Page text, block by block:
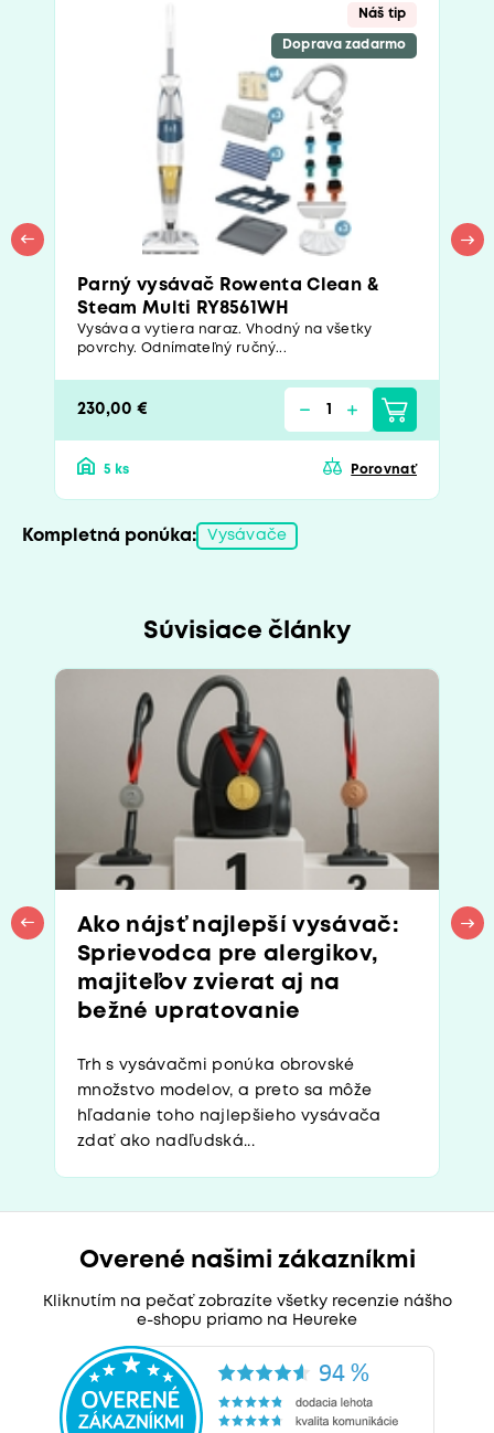
Náš tip
Doprava zadarmo
Parný vysávač Rowenta Clean &
Steam Multi RY8561WH
Vysáva a vytiera naraz. Vhodný na všetky
povrchy. Odnímateľný ručný...
230,00 €
5 ks Porovnať
Kompletná ponúka: Vysávače
Súvisiace články
Ako nájsť najlepší vysávač:
Sprievodca pre alergikov,
majiteľov zvierat aj na
bežné upratovanie
Trh s vysávačmi ponúka obrovské
množstvo modelov, a preto sa môže
hľadanie toho najlepšieho vysávača
zdať ako nadľudská...
Overené našimi zákazníkmi
Kliknutím na pečať zobrazíte všetky recenzie nášho
e-shopu priamo na Heureke